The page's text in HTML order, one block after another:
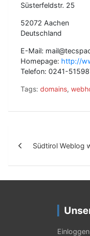
Süsterfeldstr. 25
52072 Aachen
Deutschland
E-Mail:
Homepage: http://
Telefon: 0241-
Tags: domains,
i
t
Südtirol Weblog
Einloggen